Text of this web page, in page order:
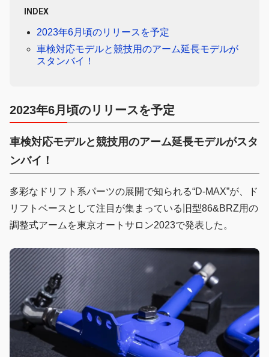
INDEX
2023年6月頃のリリースを予定
車検対応モデルと競技用のアーム延長モデルが
スタンバイ！
2023年6月頃のリリースを予定
車検対応モデルと競技用のアーム延長モデルがスタ
ンバイ！
多彩なドリフト系パーツの展開で知られる“D-MAX”が、ド
リフトベースとして注目が集まっている旧型86&BRZ用の
調整式アームを東京オートサロン2023で発表した。